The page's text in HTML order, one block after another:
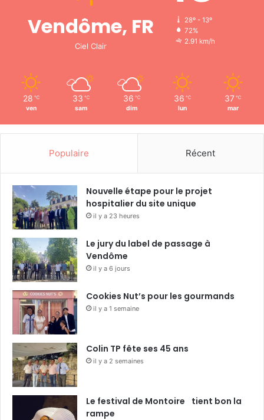
Vendôme, FR
Ciel Clair
28º - 13º
72%
2.91 km/h
28 ℃
ven
33 ℃
sam
36 ℃
dim
36 ℃
lun
37 ℃
mar
Populaire Récent
Nouvelle étape pour le projet
hospitalier du site unique
il y a 23 heures
Le jury du label de passage à
Vendôme
il y a 6 jours
Cookies Nut’s pour les gourmands
il y a 1 semaine
Colin TP fête ses 45 ans
il y a 2 semaines
Le festival de Montoire tient bon la
rampe